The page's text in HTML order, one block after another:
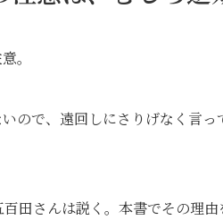
。
ので、遠回しにさりげなく言
さんは説く。本書でその理由